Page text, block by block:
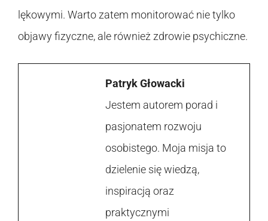
lękowymi. Warto zatem monitorować nie tylko
objawy fizyczne, ale również zdrowie psychiczne.
Patryk Głowacki
Jestem autorem porad i
pasjonatem rozwoju
osobistego. Moja misja to
dzielenie się wiedzą,
inspiracją oraz
praktycznymi